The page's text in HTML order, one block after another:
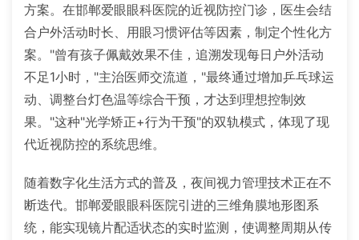
方案。在邯郸爱眼眼科医院的近视防控门诊，医生会结
合户外活动时长、用眼习惯评估等因素，制定个性化方
案。"曾有孩子佩戴效果不佳，追溯发现每日户外活动
不足1小时，"主治医师交流道，"最终通过增加乒乓球运
动、调整台灯色温等综合干预，才达到理想控制效
果。"这种"光学矫正+行为干预"的双轨模式，体现了现
代近视防控的系统思维。
随着数字化生活方式的普及，夜间视力管理技术正在不
断迭代。邯郸爱眼眼科医院引进的三维角膜地形图系
统，能实现镜片配适状态的实时监测，使调整周期从传